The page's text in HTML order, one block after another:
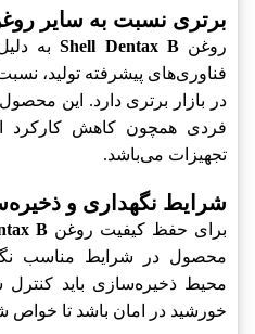
برتری نسبت به سایر
روغنShell Dentax Bبه
فناوری‌های پیشرفته تولید،
در بازار برتری دارد. این
فردی همچون کاهش کارکرد
تجهیزات می‌باشد.
شرایط نگهداری و
برای حفظ کیفیت روغن B
محصول در شرایط مناسب
محیط ذخیره‌سازی باید
خورشید در امان باشد تا خواص